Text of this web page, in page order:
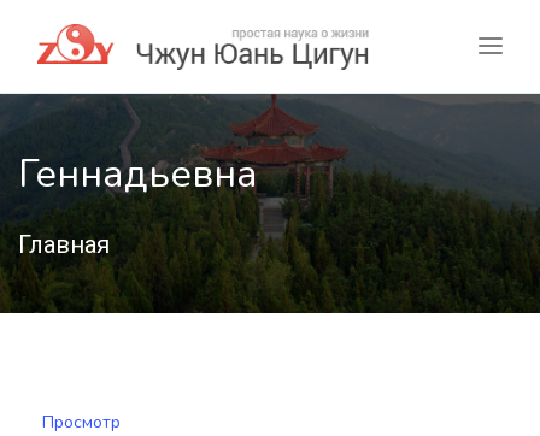
Геннадьевна
Главная
Просмотр